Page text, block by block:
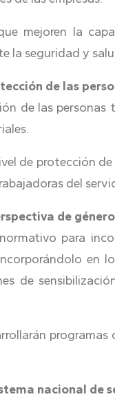
mejoren la
la seguridad y
de las
de las
de protección
del
de
para
en
de
nacional de